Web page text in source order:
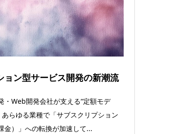
ョン型サービス開発の新潮流
・Web開発会社が支える“定額モデ
あらゆる業種で「サブスクリプション
金）」への転換が加速して...